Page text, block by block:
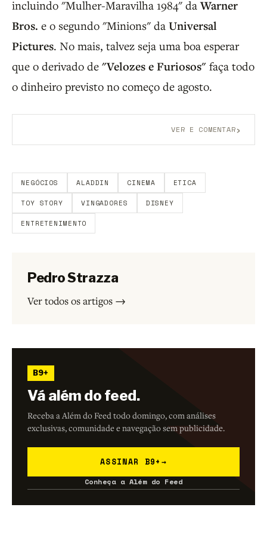
incluindo "Mulher-Maravilha 1984" daWarner
Bros. e o segundo "Minions" da Universal
Pictures. No mais, talvez seja uma boa esperar
que o derivado de "Velozes e Furiosos" faça todo
o dinheiro previsto no começo de agosto.
VER E COMENTAR›
NEGÓCIOS ALADDIN CINEMA ETICA
TOY STORY VINGADORES DISNEY
ENTRETENIMENTO
Pedro Strazza
Ver todos os artigos →
B9+
Vá além do feed.
Receba a Além do Feed todo domingo, com análises
exclusivas, comunidade e navegação sem publicidade.
ASSINAR B9+ →
Conheça a Além do Feed